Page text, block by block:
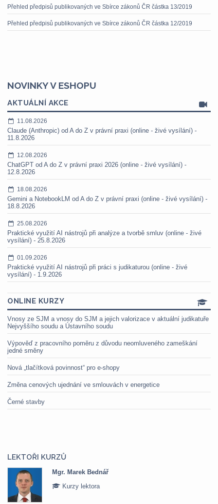
Přehled předpisů publikovaných ve Sbírce zákonů ČR částka 13/2019
Přehled předpisů publikovaných ve Sbírce zákonů ČR částka 12/2019
NOVINKY V ESHOPU
AKTUÁLNÍ AKCE
11.08.2026
Claude (Anthropic) od A do Z v právní praxi (online - živé vysílání) -
11.8.2026
12.08.2026
ChatGPT od A do Z v právní praxi 2026 (online - živé vysílání) -
12.8.2026
18.08.2026
Gemini a NotebookLM od A do Z v právní praxi (online - živé vysílání) -
18.8.2026
25.08.2026
Praktické využití AI nástrojů při analýze a tvorbě smluv (online - živé
vysílání) - 25.8.2026
01.09.2026
Praktické využití AI nástrojů při práci s judikaturou (online - živé
vysílání) - 1.9.2026
ONLINE KURZY
Vnosy ze SJM a vnosy do SJM a jejich valorizace v aktuální judikatuře
Nejvyššího soudu a Ústavního soudu
Výpověď z pracovního poměru z důvodu neomluveného zameškání
jedné směny
Nová „tlačítková povinnost“ pro e-shopy
Změna cenových ujednání ve smlouvách v energetice
Černé stavby
LEKTOŘI KURZŮ
Mgr. Marek Bednář
Kurzy lektora